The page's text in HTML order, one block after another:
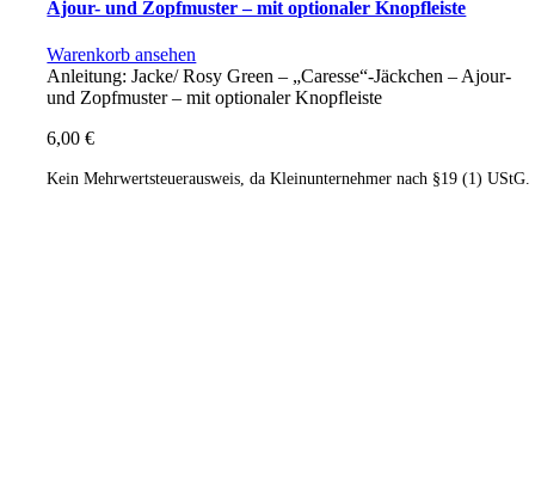
Ajour- und Zopfmuster – mit optionaler Knopfleiste
Warenkorb ansehen
Anleitung: Jacke/ Rosy Green – „Caresse“-Jäckchen – Ajour-
und Zopfmuster – mit optionaler Knopfleiste
6,00€
Kein Mehrwertsteuerausweis, da Kleinunternehmer nach §19 (1) UStG.